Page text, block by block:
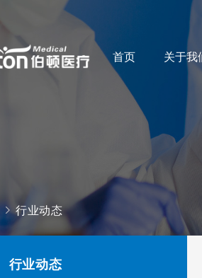
首页 关于我
行业动态
行业动态